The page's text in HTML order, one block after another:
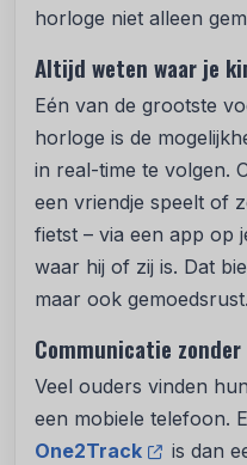
horloge niet alleen
Altijd weten waar je
Eén van de grootste
horloge is de
in real-time te volgen.
een vriendje speelt of
fietst – via een app op
waar hij of zij is. Dat
maar ook gemoedsrust.
Communicatie
Veel ouders vinden
een mobiele telefoon.
One2Track
is dan